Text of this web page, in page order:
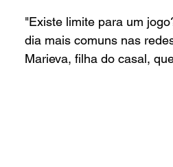
"Existe limite para um
dia mais comuns nas
Marieva, filha do casal,